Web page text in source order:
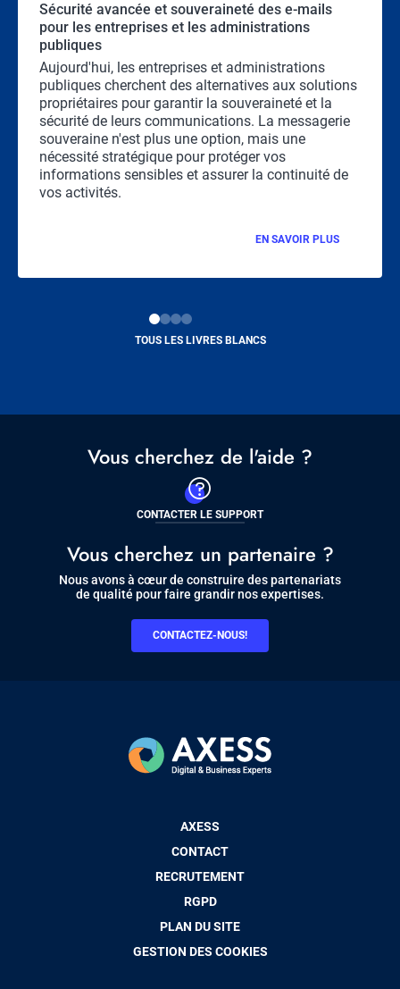
TOUS LES LIVRES BLANCS
Sécurité avancée et souveraineté des e-mails
pour les entreprises et les administrations
publiques
Résumé
Aujourd'hui, les entreprises et administrations
publiques cherchent des alternatives aux solutions
propriétaires pour garantir la souveraineté et la
sécurité de leurs communications. La messagerie
souveraine n'est plus une option, mais une
nécessité stratégique pour protéger vos
informations sensibles et assurer la continuité de
vos activités.
EN SAVOIR PLUS
Vous cherchez de l'aide ?
CONTACTER LE SUPPORT
Vous cherchez un partenaire ?
Nous avons à cœur de construire des partenariats
de qualité pour faire grandir nos expertises.
CONTACTEZ-NOUS!
AXESS
CONTACT
RECRUTEMENT
RGPD
PLAN DU SITE
GESTION DES COOKIES